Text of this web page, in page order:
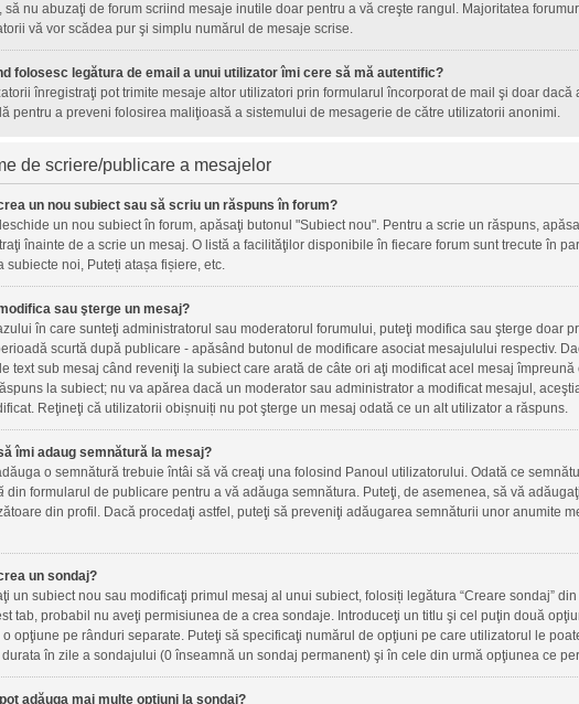
să nu abuzaţi de forum scriind mesaje inutile doar pentru a vă creşte rangul. Majoritatea
vă vor scădea pur şi simplu numărul de mesaje scrise.
folosesc legătura de email a unui utilizator îmi cere să mă autentific?
înregistraţi pot trimite mesaje altor utilizatori prin formularul încorporat de mail şi doar
pentru a preveni folosirea maliţioasă a sistemului de mesagerie de către utilizatorii anonimi.
de scriere/publicare a mesajelor
un nou subiect sau să scriu un răspuns în forum?
un nou subiect în forum, apăsaţi butonul "Subiect nou". Pentru a scrie un răspuns,
înainte de a scrie un mesaj. O listă a facilităţilor disponibile în fiecare forum sunt trecute în
subiecte noi, Puteți atașa fișiere, etc.
sau şterge un mesaj?
în care sunteţi administratorul sau moderatorul forumului, puteţi modifica sau şterge doar
scurtă după publicare - apăsând butonul de modificare asociat mesajulului respectiv.
text sub mesaj când reveniţi la subiect care arată de câte ori aţi modificat acel mesaj
la subiect; nu va apărea dacă un moderator sau administrator a modificat mesajul,
Reţineţi că utilizatorii obișnuiți nu pot şterge un mesaj odată ce un alt utilizator a răspuns.
îmi adaug semnătură la mesaj?
o semnătură trebuie întâi să vă creaţi una folosind Panoul utilizatorului. Odată ce
din formularul de publicare pentru a vă adăuga semnătura. Puteţi, de asemenea, să vă
din profil. Dacă procedaţi astfel, puteţi să preveniţi adăugarea semnăturii unor anumite
un sondaj?
un subiect nou sau modificaţi primul mesaj al unui subiect, folosiți legătura “Creare sondaj”
tab, probabil nu aveţi permisiunea de a crea sondaje. Introduceţi un titlu şi cel puţin două
opţiune pe rânduri separate. Puteţi să specificaţi numărul de opţiuni pe care utilizatorul le
durata în zile a sondajului (0 înseamnă un sondaj permanent) şi în cele din urmă opţiunea ce
adăuga mai multe opţiuni la sondaj?